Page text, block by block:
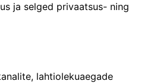
ja selged privaatsus- ning
lahtiolekuaegade